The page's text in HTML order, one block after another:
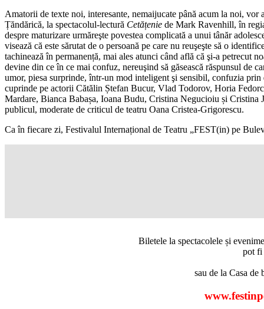
Amatorii de texte noi, interesante, nemaijucate până acum la noi, vor
Țăndărică, la spectacolul-lectură Cetățenie de Mark Ravenhill, în
despre maturizare urmăreşte povestea complicată a unui tânăr
visează că este sărutat de o persoană pe care nu reuşeşte să o
tachinează în permanență, mai ales atunci când află că şi-a petrecut
devine din ce în ce mai confuz, nereuşind să găsească răspunsul de
umor, piesa surprinde, într-un mod inteligent şi sensibil, confuzia
cuprinde pe actorii Cătălin Ștefan Bucur, Vlad Todorov, Horia
Mardare, Bianca Babașa, Ioana Budu, Cristina Negucioiu și Cristina
publicul, moderate de criticul de teatru Oana Cristea-Grigorescu.
Ca în fiecare zi, Festivalul Internațional de Teatru „FEST(in) pe
Biletele la spectacolele și
pot fi
sau de la Casa de